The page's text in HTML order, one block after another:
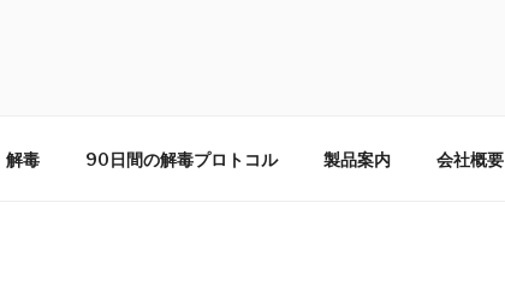
解毒 90日間の解毒プロトコル 製品案内 会社概要